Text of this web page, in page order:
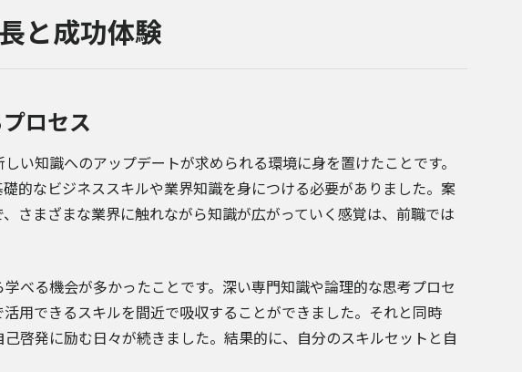
と成功体験
ロセス
い知識へのアップデートが求められる環境に身を置けたことです。
的なビジネススキルや業界知識を身につける必要がありました。案
さまざまな業界に触れながら知識が広がっていく感覚は、前職では
べる機会が多かったことです。深い専門知識や論理的な思考プロセ
用できるスキルを間近で吸収することができました。それと同時
啓発に励む日々が続きました。結果的に、自分のスキルセットと自